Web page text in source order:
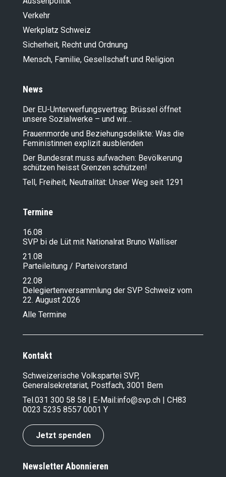
Verkehr
Werkplatz Schweiz
Sicherheit, Recht und Ordnung
Mensch, Familie, Gesellschaft und Religion
News
Der EU-Unterwerfungsvertrag: Brüssel öffnet
unsere Sozialwerke – und wir…
Frauenmorde und Beziehungsdelikte: Was die
Feministinnen explizit ausblenden
Der Bundesrat muss aufwachen: Bevölkerung
schützen heisst Grenzen schützen!
Tell, Freiheit, Neutralität: Unser Weg seit 1291
Termine
16.08
SVP bi de Lüt mit Nationalrat Bruno Walliser
21.08
Parteileitung / Parteivorstand
22.08
Delegiertenversammlung der SVP Schweiz vom
22. August 2026
Alle Termine
Kontakt
Schweizerische Volkspartei SVP,
Generalsekretariat, Postfach, 3001 Bern
Tel.031 300 58 58 | E-Mail:info@svp.ch | CH83
0023 5235 8557 0001 Y
Jetzt spenden
Newsletter Abonnieren